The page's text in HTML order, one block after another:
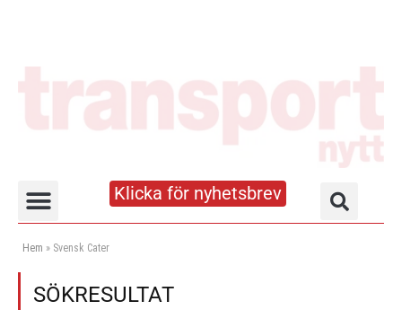
Klicka för nyhetsbrev
Hem » Svensk Cater
SÖKRESULTAT